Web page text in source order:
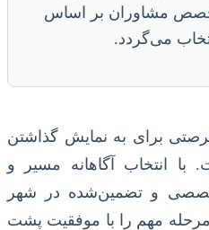
مشاوران بر اساس
می‌گردد.
فرصتی برای به نمایش گذاشتن
با انتخاب آگاهانه مسیر و
و تضمین‌شده در شهر
مرحله مهم را با موفقیت پشت